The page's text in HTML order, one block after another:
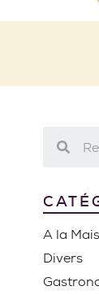
A la
Divers